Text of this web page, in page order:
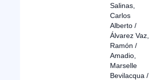
Salinas,
Carlos
Alberto /
Álvarez Vaz,
Ramón /
Amadio,
Marselle
Bevilacqua /